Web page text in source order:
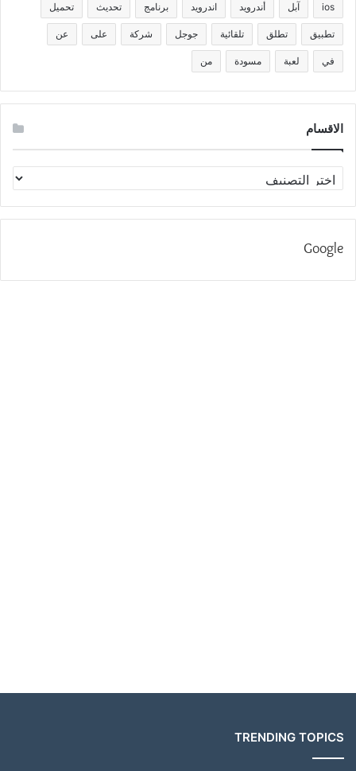
ios آبل أندرويد اندرويد برنامج تحديث تحميل
تطبيق تطلق تلقائية جوجل شركة على عن
في لعبة مسودة من
الاقسام
الاقسام
Google
TRENDING TOPICS